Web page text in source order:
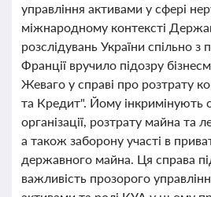
управління активами у сфері
міжнародному контексті
розслідувань України спільно з
Франції вручило підозру
Жеваго у справі про розтрату
та Кредит". Йому інкримінують
організації, розтрату майна та
а також заборону участі в
державного майна. Ця справа
важливість прозорого